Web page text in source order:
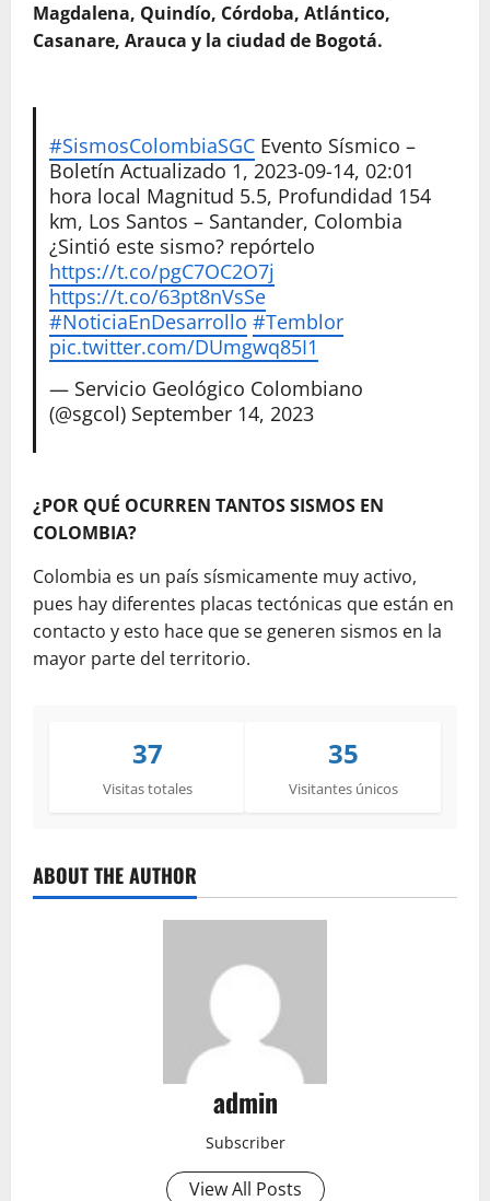
Magdalena, Quindío, Córdoba, Atlántico,
Casanare, Arauca y la ciudad de Bogotá.
#SismosColombiaSGCEvento Sísmico –
Boletín Actualizado 1, 2023-09-14, 02:01
hora local Magnitud 5.5, Profundidad 154
km, Los Santos – Santander, Colombia
¿Sintió este sismo? repórtelo
https://t.co/pgC7OC2O7j
https://t.co/63pt8nVsSe
#NoticiaEnDesarrollo #Temblor
pic.twitter.com/DUmgwq85I1
— Servicio Geológico Colombiano
(@sgcol) September 14, 2023
¿POR QUÉ OCURREN TANTOS SISMOS EN
COLOMBIA?
​Colombia es un país sísmicamente muy activo,
pues hay diferentes placas tectónicas que están en
contacto y esto hace que se generen sismos en la
mayor parte del territorio.
37
Visitas totales
35
Visitantes únicos
ABOUT THE AUTHOR
admin
Subscriber
View All Posts